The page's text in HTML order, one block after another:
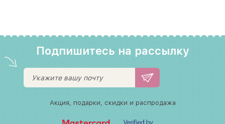
Подпишитесь на рассылку
Акция, подарки, скидки и распродажа